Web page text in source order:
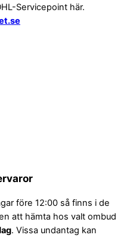
Servicepoint här.
före 12:00 så finns i de
att hämta hos valt ombud
. Vissa undantag kan